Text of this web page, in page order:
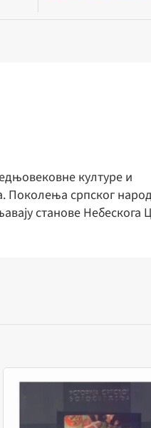
културе и
Поколења српског
станове